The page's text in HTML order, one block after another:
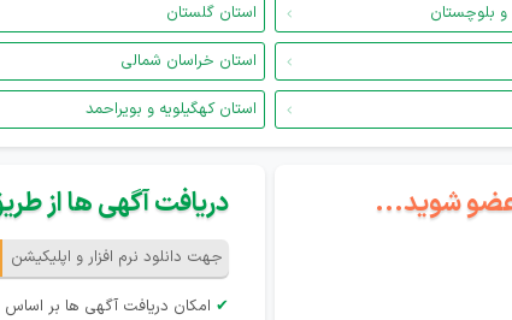
بلوچستان استان گلستان
استان خراسان شمالی
استان کهگیلویه و بویراحمد
عضو شوید... دریافت آگهی ها از
جهت دانلود نرم افزار و اپلیکیشن
✔ امکان دریافت آگهی ها بر